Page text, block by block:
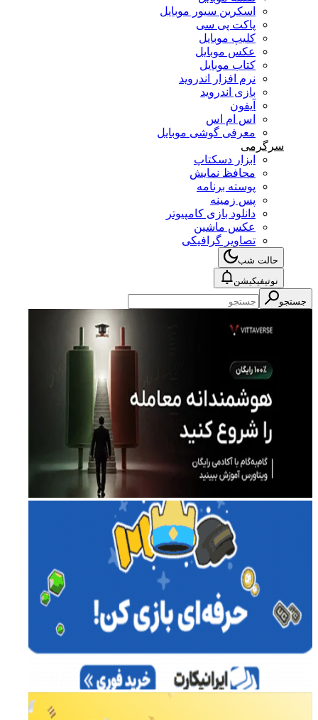
اسکرین سیور موبایل
پاکت پی سی
کلیپ موبایل
عکس موبایل
کتاب موبایل
نرم افزار اندروید
بازی اندروید
آیفون
اس ام اس
معرفی گوشی موبایل
سرگرمی
ابزار دسکتاپ
محافظ نمایش
پوسته برنامه
پس زمینه
دانلود بازی کامپیوتر
عکس ماشین
تصاویر گرافیکی
حالت شب
نوتیفیکیشن
جستجو